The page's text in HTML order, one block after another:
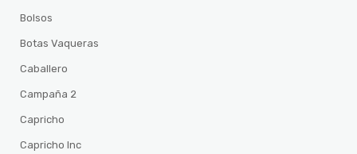
Bolsos
Botas Vaqueras
Caballero
Campaña 2
Capricho
Capricho Inc